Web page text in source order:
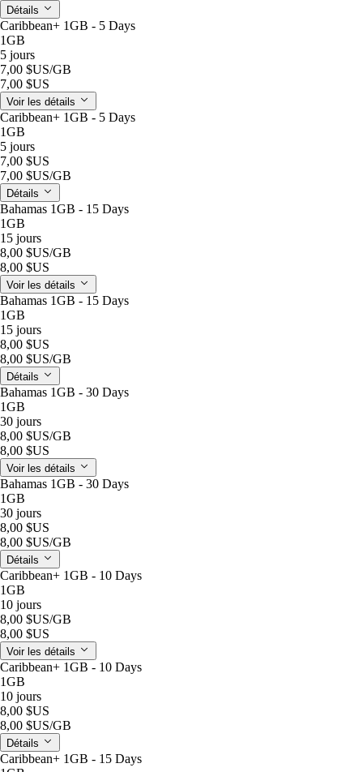
Détails
Caribbean+ 1GB - 5 Days
1GB
5 jours
7,00 $US/GB
7,00 $US
Voir les détails
Caribbean+ 1GB - 5 Days
1GB
5 jours
7,00 $US
7,00 $US/GB
Détails
Bahamas 1GB - 15 Days
1GB
15 jours
8,00 $US/GB
8,00 $US
Voir les détails
Bahamas 1GB - 15 Days
1GB
15 jours
8,00 $US
8,00 $US/GB
Détails
Bahamas 1GB - 30 Days
1GB
30 jours
8,00 $US/GB
8,00 $US
Voir les détails
Bahamas 1GB - 30 Days
1GB
30 jours
8,00 $US
8,00 $US/GB
Détails
Caribbean+ 1GB - 10 Days
1GB
10 jours
8,00 $US/GB
8,00 $US
Voir les détails
Caribbean+ 1GB - 10 Days
1GB
10 jours
8,00 $US
8,00 $US/GB
Détails
Caribbean+ 1GB - 15 Days